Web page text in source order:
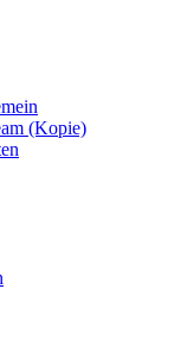
(Kopie)